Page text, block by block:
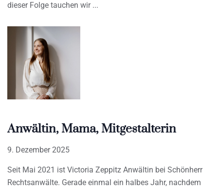
dieser Folge tauchen wir
Anwältin, Mama, Mitgestalterin
9. Dezember 2025
Seit Mai 2021 ist Victoria Zeppitz Anwältin bei Schönherr
Rechtsanwälte. Gerade einmal ein halbes Jahr, nachdem